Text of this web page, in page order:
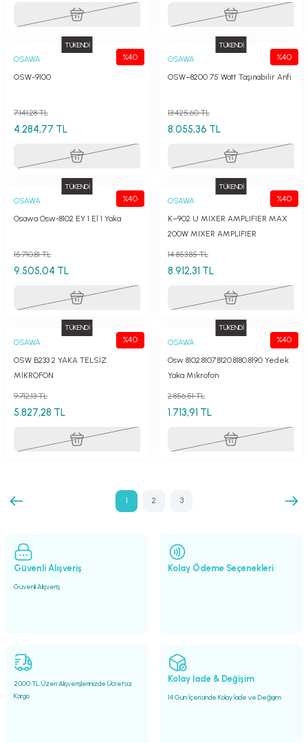
TÜKENDİ
%40
OSAWA
OSW-9100
4.284,77 TL
7.141,28 TL
TÜKENDİ
%40
OSAWA
OSW–8200 75 Watt Taşınabilir Anfi
8.055,36 TL
13.425,60 TL
TÜKENDİ
%40
OSAWA
Osawa Osw-8102 EY 1 El 1 Yaka
9.505,04 TL
15.710,81 TL
TÜKENDİ
%40
OSAWA
K–902 U MIXER AMPLIFIER MAX
200W MIXER AMPLIFIER
8.912,31 TL
14.853,85 TL
TÜKENDİ
%40
OSAWA
OSW B233 2 YAKA TELSİZ
MİKROFON
5.827,28 TL
9.712,13 TL
TÜKENDİ
%40
OSAWA
Osw 8102.8107.8120.8180.8190 Yedek
Yaka Mikrofon
1.713,91 TL
2.856,51 TL
1 2 3
Güvenli Alışveriş
Güvenli Alışveriş
Kolay Ödeme Seçenekleri
2000 TL Üzeri Alışverişlerinizde Ücretsiz
Kargo
Kolay İade & Değişim
14 Gün İçerisinde Kolay İade ve Değişim